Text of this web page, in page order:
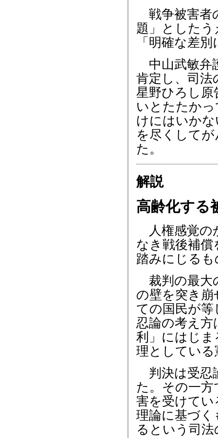
戦争被害者
題」とした
「明確な差
中山武敏弁
肯定し、司法
星野ひろし原
いとたたか
けにはいか
を尽くして
た。
解説
高齢化する
人権感覚の
なき戦後補
踏みにじる
裁判の最大
の壁を突き
ての国民が
忍論の考え方
利」にはじま
理としてい
判決は受忍
た。その一
害を受けてい
理論に基づ
るという司